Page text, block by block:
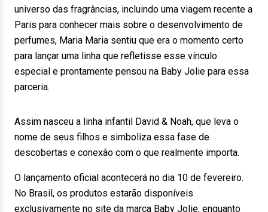
universo das fragrâncias, incluindo uma viagem recente a
Paris para conhecer mais sobre o desenvolvimento de
perfumes, Maria Maria sentiu que era o momento certo
para lançar uma linha que refletisse esse vínculo
especial e prontamente pensou na Baby Jolie para essa
parceria.
Assim nasceu a linha infantil David & Noah, que leva o
nome de seus filhos e simboliza essa fase de
descobertas e conexão com o que realmente importa.
O lançamento oficial acontecerá no dia 10 de fevereiro.
No Brasil, os produtos estarão disponíveis
exclusivamente no site da marca Baby Jolie, enquanto